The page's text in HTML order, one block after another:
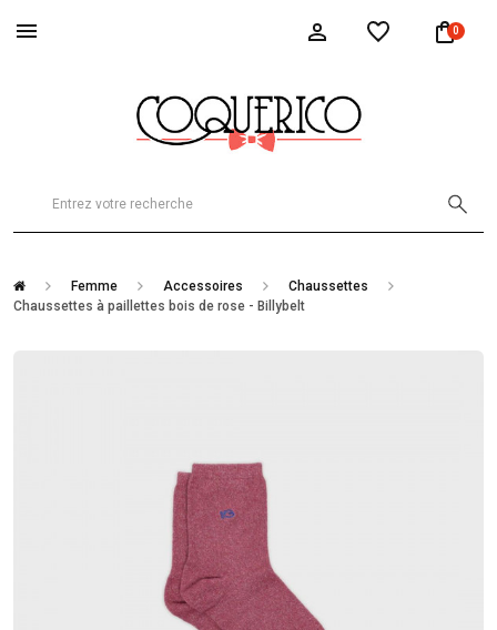
0
Femme Accessoires
Chaussettes
Chaussettes à paillettes bois de rose - Billybelt